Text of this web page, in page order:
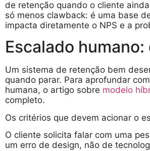
de retenção quando o cliente
só menos clawback: é uma base
impacta diretamente o NPS e a
Escalado
Um sistema de retenção bem
quando parar. Para aprofundar
humana, o artigo sobre modelo
completo.
Os critérios que devem acionar o
O cliente solicita falar com uma
um erro de design, não de